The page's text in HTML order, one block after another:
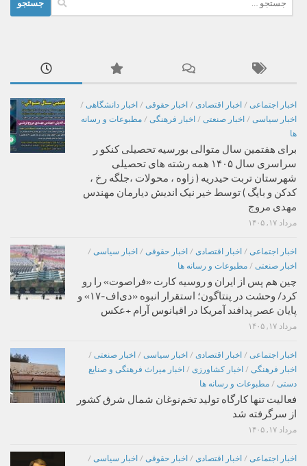
برای:
اخبار اجتماعی / اخبار اقتصادی / اخبار حقوقی / اخبار دانشگاهی /
اخبار سیاسی / اخبار صنعتی / اخبار فرهنگی / مطبوعات و رسانه
ها
برای هفتمین سال متوالی بورسیه تحصیلی کنکو ر
سراسری سال ۱۴۰۵ همه رشته های تحصیلی
شهرستان تربت حیدریه ( زاوه ، محولات ،جلگه رخ ،
کدکن و بایگ ) توسط خیر نیک اندیش دیارمان مهندس
مهدی مروج
مرداد ۱۷, ۱۴۰۵
اخبار اجتماعی / اخبار اقتصادی / اخبار حقوقی / اخبار سیاسی /
اخبار صنعتی / مطبوعات و رسانه ها
چین هم پس از ایران و روسیه کارت «فراصوت» را رو
کرد/ وحشت در پنتاگون؛ استقرار انبوه «دی‌اف‑۱۷» و
پایان عصر پدافند آمریکا در اقیانوس آرام +عکس
مرداد ۱۷, ۱۴۰۵
اخبار اجتماعی / اخبار اقتصادی / اخبار سیاسی / اخبار صنعتی /
اخبار فرهنگی / اخبار کشاورزی / اخبار میراث فرهنگی و صنایع
دستی / مطبوعات و رسانه ها
فعالیت تنها کارگاه تولید تخم‌نوغان شمال شرق کشور
از سرگرفته شد
مرداد ۱۷, ۱۴۰۵
اخبار اجتماعی / اخبار اقتصادی / اخبار حقوقی / اخبار سیاسی /